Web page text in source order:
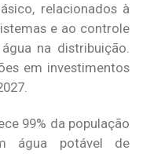
relacionados à
e ao controle
na distribuição.
em investimentos
99% da população
água potável de